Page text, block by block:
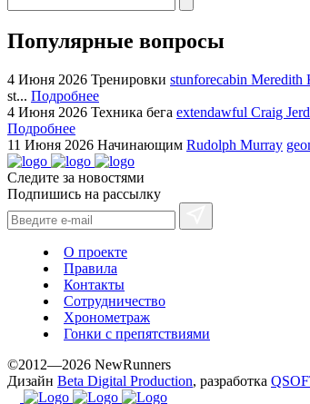
Популярные вопросы
4 Июня 2026 Тренировки stunforecabin Meredith
st... Подробнее
4 Июня 2026 Техника бега extendawful Craig
Подробнее
11 Июня 2026 Начинающим Rudolph Murray
Следите за новостями
Подпишись на рассылку
О проекте
Правила
Контакты
Сотрудничество
Хронометраж
Гонки с препятствиями
©2012—2026 NewRunners
Дизайн Beta Digital Production, разработка